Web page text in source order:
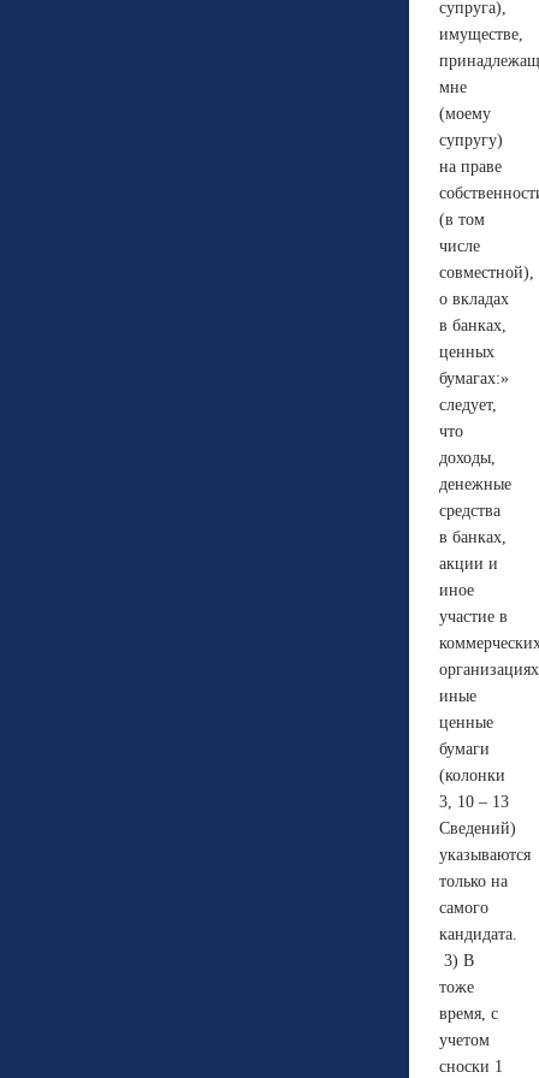
супруга),
имуществе,
мне
(моему
супругу)
на праве
(в том
числе
совместной),
о вкладах
в банках,
ценных
бумагах:»
следует,
что
доходы,
денежные
средства
в банках,
акции и
иное
участие в
иные
ценные
бумаги
(колонки
3, 10 – 13
Сведений)
указываются
только на
самого
кандидата.
3) В
тоже
время, с
учетом
сноски 1